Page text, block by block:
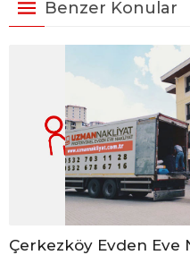
Benzer Konular
Çerkezköy Evden Eve